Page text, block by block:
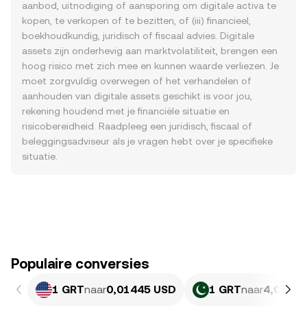
aanbod, uitnodiging of aansporing om digitale activa te
kopen, te verkopen of te bezitten, of (iii) financieel,
boekhoudkundig, juridisch of fiscaal advies. Digitale
assets zijn onderhevig aan marktvolatiliteit, brengen een
hoog risico met zich mee en kunnen waarde verliezen. Je
moet zorgvuldig overwegen of het verhandelen of
aanhouden van digitale assets geschikt is voor jou,
rekening houdend met je financiële situatie en
risicobereidheid. Raadpleeg een juridisch, fiscaal of
beleggingsadviseur als je vragen hebt over je specifieke
situatie.
Populaire conversies
1 GRTnaar0,01445 USD 1 GRTnaar4,013